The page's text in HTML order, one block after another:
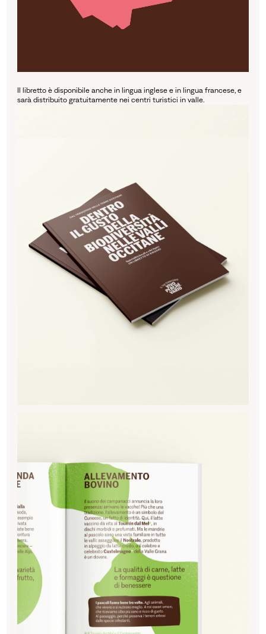
Il libretto è disponibile anche in lingua inglese e in lingua francese, e
sarà distribuito gratuitamente nei centri turistici in valle.